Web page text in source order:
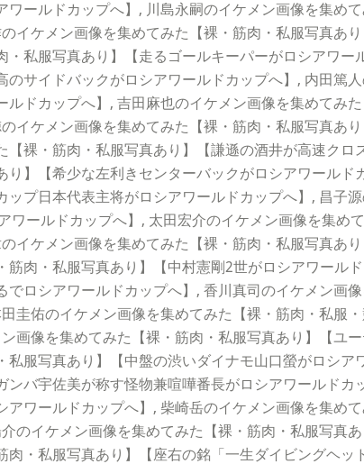
ワールドカップへ】, 川島永嗣のイケメン画像を集め
イケメン画像を集めてみた【裸・筋肉・私服写真あ
・私服写真あり】【走るゴールキーパーがロシアワ
サイドバックがロシアワールドカップへ】, 内田篤
ルドカップへ】, 吉田麻也のイケメン画像を集めてみ
イケメン画像を集めてみた【裸・筋肉・私服写真あ
【裸・筋肉・私服写真あり】【謙遜の酒井が高速ク
り】【希少な左利きセンターバックがロシアワール
プ日本代表主将がロシアワールドカップへ】, 昌子
ワールドカップへ】, 太田宏介のイケメン画像を集
イケメン画像を集めてみた【裸・筋肉・私服写真あ
筋肉・私服写真あり】【中村憲剛2世がロシアワール
でロシアワールドカップへ】, 香川真司のイケメン画
圭佑のイケメン画像を集めてみた【裸・筋肉・私服
画像を集めてみた【裸・筋肉・私服写真あり】【ユ
私服写真あり】【中盤の渋いダイナモ山口螢がロシ
ンバ宇佐美が称す怪物兼喧嘩番長がロシアワールド
アワールドカップへ】, 柴崎岳のイケメン画像を集め
のイケメン画像を集めてみた【裸・筋肉・私服写真
肉・私服写真あり】【座右の銘「一生ダイビングヘ